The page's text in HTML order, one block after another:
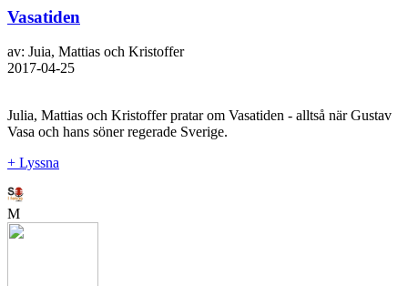
Vasatiden
av: Juia, Mattias och Kristoffer
2017-04-25
Julia, Mattias och Kristoffer pratar om Vasatiden - alltså när Gustav
Vasa och hans söner regerade Sverige.
+ Lyssna
M